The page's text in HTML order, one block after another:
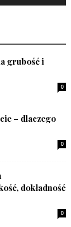
grubość i
0
– dlaczego
0
dokładność
0